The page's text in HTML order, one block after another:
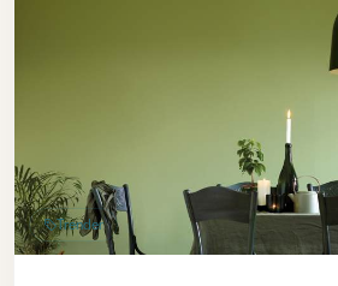
Trender